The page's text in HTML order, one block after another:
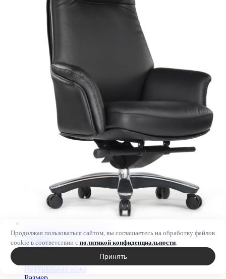
Кресло Batisto (Батисто)
Артикул
Натуральная кожа
Продолжая пользоваться сайтом, вы соглашаетесь на обработку файлов
cookie в соответствии с политикой конфиденциальности.
Принять